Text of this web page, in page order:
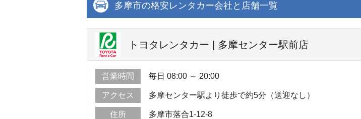
多摩市の格安レンタカー会社と店舗一覧
トヨタレンタカー | 多摩センター駅前店
営業時間 毎日 08:00 ～ 20:00
アクセス 多摩センター駅より徒歩で約5分（送迎なし）
住所 多摩市落合1-12-8